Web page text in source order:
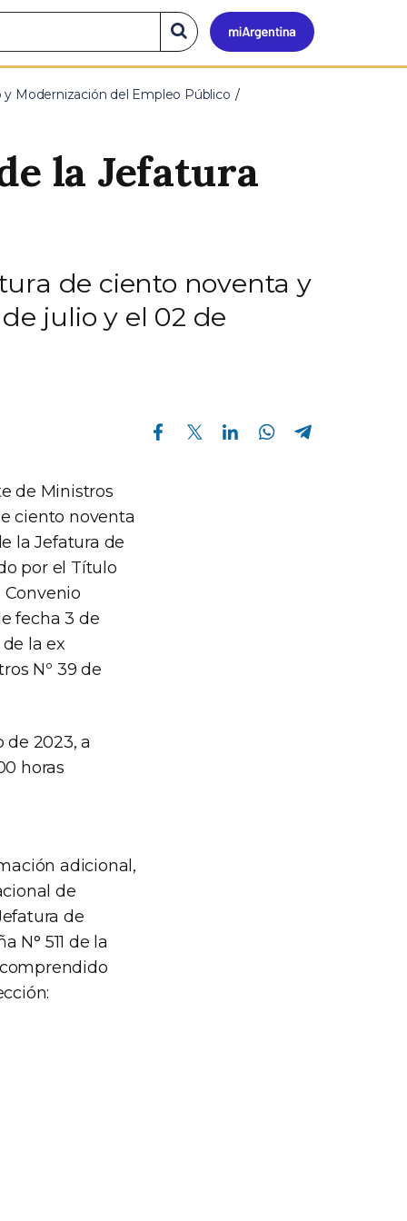
Mi
Buscar
en
el
sitio
y Modernización del Empleo Público
la Jefatura
de ciento noventa y
julio y el 02 de
Compartir en Facebook Compartir en Twitter Compartir en Linkedin Compartir en Whatsapp
de Ministros
ciento noventa
la Jefatura de
por el Título
Convenio
fecha 3 de
la ex
Nº 39 de
2023, a
horas
adicional,
de
de
N° 511 de la